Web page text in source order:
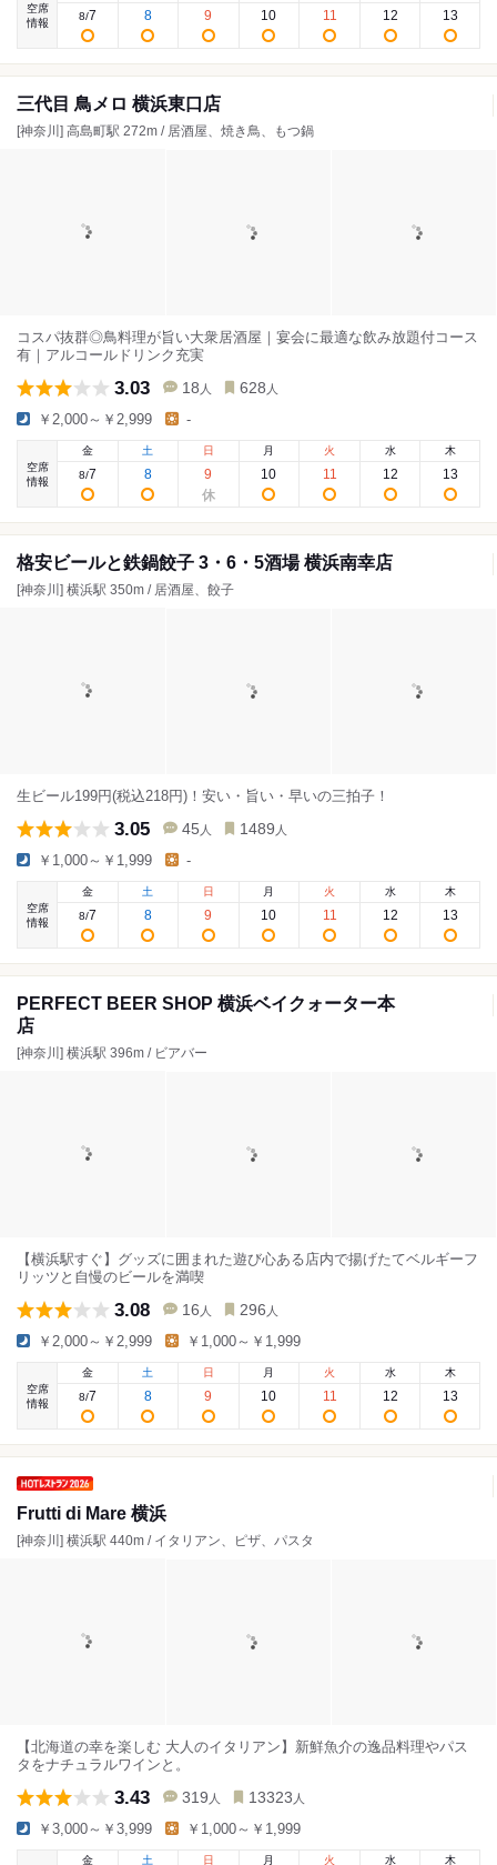
空席
情報
8/7 8 9 10 11 12 13
三代目 鳥メロ 横浜東口店
[神奈川] 高島町駅 272m / 居酒屋、焼き鳥、もつ鍋
コスパ抜群◎鳥料理が旨い大衆居酒屋｜宴会に最適な飲み放題付コース
有｜アルコールドリンク充実
3.03 18 人 628 人
￥2,000～￥2,999 -
空席
情報
金
8/7
土
8
日
9
月
10
火
11
水
12
木
13
格安ビールと鉄鍋餃子 3・6・5酒場 横浜南幸店
[神奈川] 横浜駅 350m / 居酒屋、餃子
生ビール199円(税込218円)！安い・旨い・早いの三拍子！
3.05 45 人 1489 人
￥1,000～￥1,999 -
空席
情報
金
8/7
土
8
日
9
月
10
火
11
水
12
木
13
PERFECT BEER SHOP 横浜ベイクォーター本
店
[神奈川] 横浜駅 396m / ビアバー
【横浜駅すぐ】グッズに囲まれた遊び心ある店内で揚げたてベルギーフ
リッツと自慢のビールを満喫
3.08 16 人 296 人
￥2,000～￥2,999 ￥1,000～￥1,999
空席
情報
金
8/7
土
8
日
9
月
10
火
11
水
12
木
13
Frutti di Mare 横浜
[神奈川] 横浜駅 440m / イタリアン、ピザ、パスタ
【北海道の幸を楽しむ 大人のイタリアン】新鮮魚介の逸品料理やパス
タをナチュラルワインと。
3.43 319 人 13323 人
￥3,000～￥3,999 ￥1,000～￥1,999
金 土 日 月 火 水 木